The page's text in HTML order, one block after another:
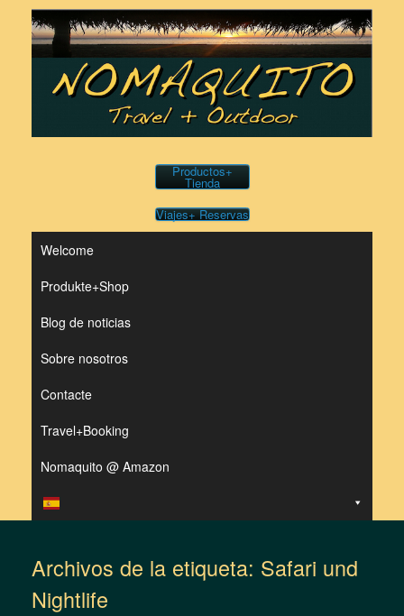
contenido
Productos+
Tienda
Viajes+ Reservas
Welcome
Produkte+Shop
Blog de noticias
Sobre nosotros
Contacte
Travel+Booking
Nomaquito @ Amazon
Archivos de la etiqueta: Safari und
Nightlife